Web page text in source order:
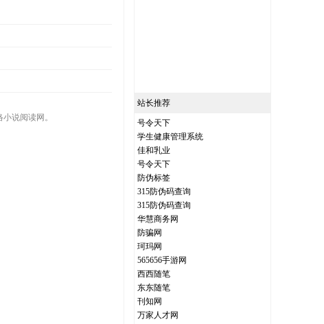
说阅读网。
站长推荐
号令天下
学生健康管理系统
佳和乳业
号令天下
防伪标签
315防伪码查询
315防伪码查询
华慧商务网
防骗网
珂玛网
565656手游网
西西随笔
东东随笔
刊知网
万家人才网